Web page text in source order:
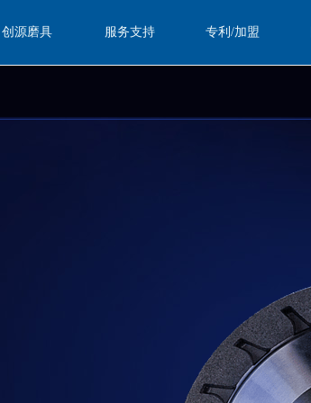
创源磨具 服务支持 专利/加盟